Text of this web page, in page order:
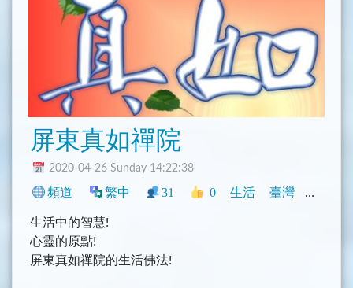
屏東真如禪院
2020-04-26 Sunday 14:22:38
頻道 繁中 31 0 生活 臺灣 宗教
生活中的智慧!
心靈的原點!
屏東真如禪院的生活佛法!